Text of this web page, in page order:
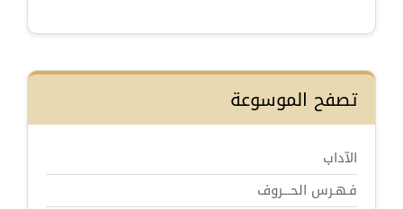
تصفح الموسوعة
الآداب
فـهـرس الحـــروف